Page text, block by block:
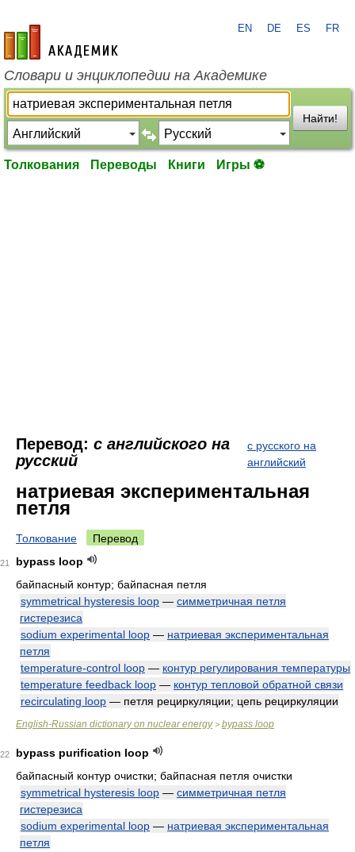
academic.ru
EN DE ES FR
Словари и энциклопедии на Академике
Найти!
Толкования Переводы Книги Игры ⚽
Перевод: с английского на
русский
с русского на
английский
натриевая экспериментальная
петля
Толкование Перевод
21
bypass loop
байпасный контур; байпасная петля
symmetrical hysteresis loop — симметричная петля
гистерезиса
sodium experimental loop — натриевая экспериментальная
петля
temperature-control loop — контур регулирования температуры
temperature feedback loop — контур тепловой обратной связи
recirculating loop — петля рециркуляции; цепь рециркуляции
English-Russian dictionary on nuclear energy> bypass loop
22
bypass purification loop
байпасный контур очистки; байпасная петля очистки
symmetrical hysteresis loop — симметричная петля
гистерезиса
sodium experimental loop — натриевая экспериментальная
петля